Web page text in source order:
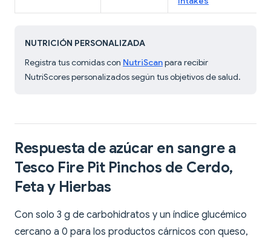
NUTRICIÓN PERSONALIZADA
Registra tus comidas con NutriScanpara recibir
NutriScores personalizados según tus objetivos de salud.
Respuesta de azúcar en sangre a
Tesco Fire Pit Pinchos de Cerdo,
Feta y Hierbas
Con solo 3 g de carbohidratos y un índice glucémico
cercano a 0 para los productos cárnicos con queso,